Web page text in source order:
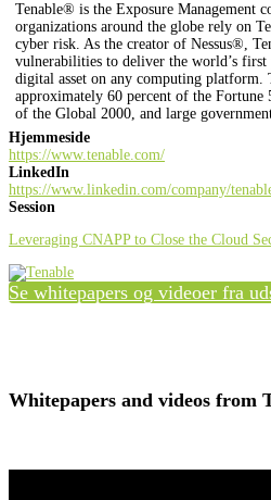
Tenable® is the Exposure Management
organizations around the globe rely on
cyber risk. As the creator of Nessus®,
vulnerabilities to deliver the world’s first
digital asset on any computing platform.
approximately 60 percent of the Fortune
of the Global 2000, and large
Hjemmeside
https://www.tenable.com/
LinkedIn
https://www.linkedin.com/company/
Session
Leveraging CNAPP to Close the Cloud
Se whitepapers og videoer fra
Whitepapers and videos from